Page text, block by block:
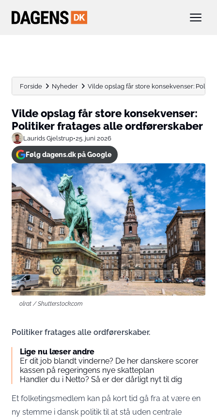
Forside Nyheder Vilde opslag får store konsekvenser:
Vilde opslag får store konsekvenser:
Politiker fratages alle ordførerskaber
Laurids Gjelstrup•25. juni 2026
Følg dagens.dk på Google
olrat / Shutterstock.com
Politiker fratages alle ordførerskaber.
Lige nu læser andre
Er dit job blandt vinderne? De her danskere scorer
kassen på regeringens nye skatteplan
Handler du i Netto? Så er der dårligt nyt til dig
Et folketingsmedlem kan på kort tid gå fra at være en
ny stemme i dansk politik til at stå uden centrale